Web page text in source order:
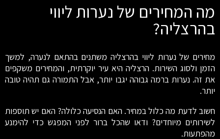
מה המחירים של נערות ליווי
בהרצליה?
מחירים של נערות ליווי בהרצליה משתנים בהתאם לנערה, למשך
הזמן ולסוג השירות. הרצליה היא עיר יוקרתית, והמחירים משקפים
את זה. נערות ברמה גבוהה יגבו יותר, אבל התמורה גם תהיה טובה
יותר.
חשוב לדעת מה כלול במחיר. האם הנסיעה כלולה? האם יש תוספות
לשירותים מיוחדים? ודאו שהכל ברור לפני המפגש כדי להימנע
מהפתעות.